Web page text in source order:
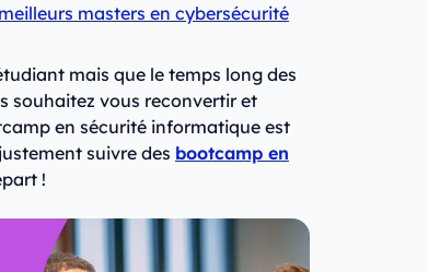
masters en cybersécurité
mais que le temps long des
souhaitez vous reconvertir et
en sécurité informatique est
suivre des bootcamp en
!